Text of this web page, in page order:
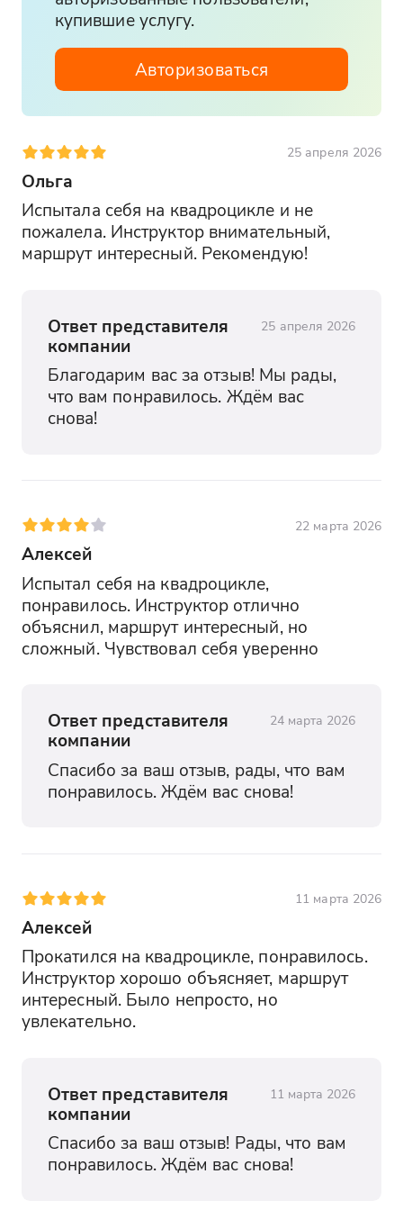
купившие услугу.
Авторизоваться
25 апреля 2026
Ольга
Испытала себя на квадроцикле и не
пожалела. Инструктор внимательный,
маршрут интересный. Рекомендую!
Ответ представителя
компании
25 апреля 2026
Благодарим вас за отзыв! Мы рады,
что вам понравилось. Ждём вас
снова!
22 марта 2026
Алексей
Испытал себя на квадроцикле,
понравилось. Инструктор отлично
объяснил, маршрут интересный, но
сложный. Чувствовал себя уверенно
Ответ представителя
компании
24 марта 2026
Спасибо за ваш отзыв, рады, что вам
понравилось. Ждём вас снова!
11 марта 2026
Алексей
Прокатился на квадроцикле, понравилось.
Инструктор хорошо объясняет, маршрут
интересный. Было непросто, но
увлекательно.
Ответ представителя
компании
11 марта 2026
Спасибо за ваш отзыв! Рады, что вам
понравилось. Ждём вас снова!